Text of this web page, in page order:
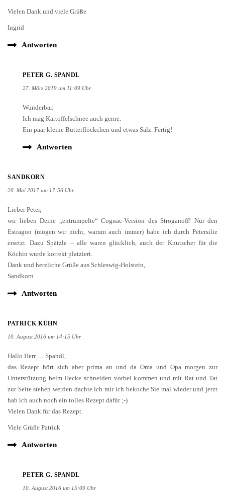
Vielen Dank und viele Grüße
Ingrid
Antworten
PETER G. SPANDL
27. März 2019 um 11:09 Uhr
Wunderbar.
Ich mag Kartoffelschnee auch gerne.
Ein paar kleine Butterflöckchen und etwas Salz. Fertig!
Antworten
SANDKORN
20. Mai 2017 um 17:56 Uhr
Lieber Peter,
wir lieben Deine „entrümpelte“ Cognac-Version des Stroganoff! Nur den
Estragon (mögen wir nicht, warum auch immer) habe ich durch Petersilie
ersetzt. Dazu Spätzle – alle waren glücklich, auch der Knutscher für die
Köchin wurde korrekt platziert.
Dank und herzliche Grüße aus Schleswig-Holstein,
Sandkorn
Antworten
PATRICK KÜHN
10. August 2016 um 14:15 Uhr
Hallo Herr … Spandl,
das Rezept hört sich aber prima an und da Oma und Opa morgen zur
Unterstützung beim Hecke schneiden vorbei kommen und mit Rat und Tat
zur Seite stehen werden dachte ich mir ich bekoche Sie mal wieder und jetzt
hab ich auch noch ein tolles Rezept dafür ;-)
Vielen Dank für das Rezept.
Viele Grüße Patrick
Antworten
PETER G. SPANDL
10. August 2016 um 15:09 Uhr